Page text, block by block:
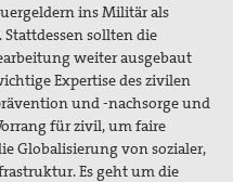
ins Militär als
sollten die
weiter ausgebaut
Expertise des zivilen
und -nachsorge und
für zivil, um faire
Globalisierung von sozialer,
Es geht um die